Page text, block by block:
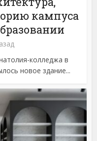
кампуса
колледжа в
новое здание...